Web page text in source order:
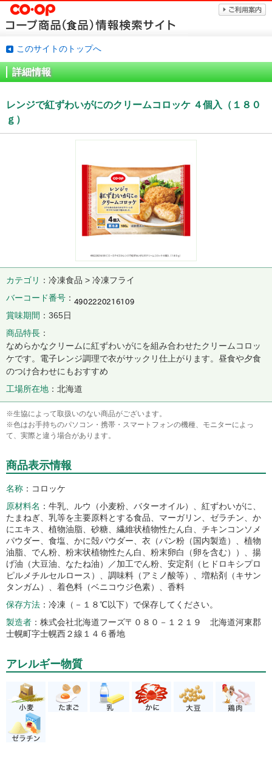
このサイトのトップへ
詳細情報
レンジで紅ずわいがにのクリームコロッケ ４個入（１８０
ｇ）
カテゴリ
冷凍食品 > 冷凍フライ
バーコード番号
賞味期間
365日
商品特長
なめらかなクリームに紅ずわいがにを組み合わせたクリームコロッ
ケです。電子レンジ調理で衣がサックリ仕上がります。昼食や夕食
のつけ合わせにもおすすめ
工場所在地
北海道
※生協によって取扱いのない商品がございます。
※色はお手持ちのパソコン・携帯・スマートフォンの機種、モニターによっ
て、実際と違う場合があります。
商品表示情報
名称
コロッケ
原材料名
牛乳、ルウ（小麦粉、バターオイル）、紅ずわいがに、
たまねぎ、乳等を主要原料とする食品、マーガリン、ゼラチン、か
にエキス、植物油脂、砂糖、繊維状植物性たん白、チキンコンソメ
パウダー、食塩、かに殻パウダー、衣（パン粉（国内製造）、植物
油脂、でん粉、粉末状植物性たん白、粉末卵白（卵を含む））、揚
げ油（大豆油、なたね油）／加工でん粉、安定剤（ヒドロキシプロ
ピルメチルセルロース）、調味料（アミノ酸等）、増粘剤（キサン
タンガム）、着色料（ベニコウジ色素）、香料
保存方法
冷凍（－１８℃以下）で保存してください。
製造者
株式会社北海道フーズ〒０８０－１２１９ 北海道河東郡
士幌町字士幌西２線１４６番地
アレルギー物質